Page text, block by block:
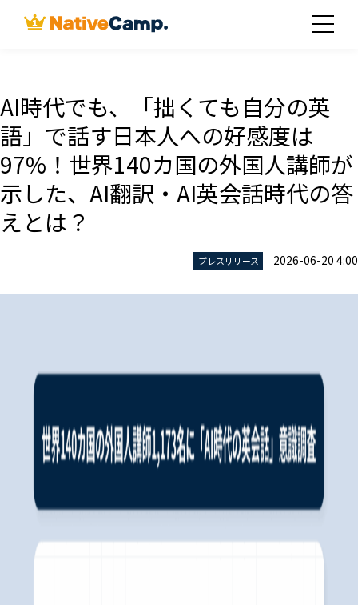
AI時代でも、「拙くても自分の英
語」で話す日本人への好感度は
97%！世界140カ国の外国人講師が
示した、AI翻訳・AI英会話時代の答
えとは？
プレスリリース 2026-06-20 4:00